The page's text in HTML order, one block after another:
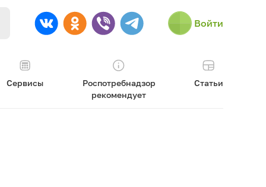
Войти
Сервисы
Роспотребнадзор
рекомендует
Статьи